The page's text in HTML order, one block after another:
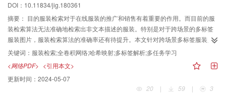
DOI：10.11834/jig.180361
摘要： 目的服装检索对于在线服装的推广和销售有着重要的作用。而目前的服
装检索算法无法准确地检索出非文本描述的服装。特别是对于跨场景的多标签
服装图片，服装检索算法的准确率还有待提升。本文针对跨场景多标签服装图
片的差异性较大以及卷积神经网络输出特征维度过高的问题，提出了深度多标
签解析和哈希的服装检索算法。方法该方法首先在FCN（fully convolutional
network）的基础上加入条件随机场，对FCN的结果进行后处理，搭建了FCN粗
分割加CRFs（conditional random fields）精分割的端到端的网络结构，实现
了像素级别的语义识别。其次，针对跨场景服装检索的特点，我们调整了
关键词： 服装检索;全卷积网络;哈希映射;多标签解析;多任务学习
<网络PDF> <引用本文>
更新时间： 2024-05-07
20
| 59 | 3